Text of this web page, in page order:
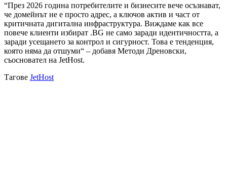
“През 2026 година потребителите и бизнесите вече осъзнават,
че домейнът не е просто адрес, а ключов актив и част от
критичната дигитална инфраструктура. Виждаме как все
повече клиенти избират .BG не само заради идентичността, а
заради усещането за контрол и сигурност. Това е тенденция,
която няма да отшуми“ – добавя Методи Дреновски,
съосновател на JetHost.
Тагове JetHost